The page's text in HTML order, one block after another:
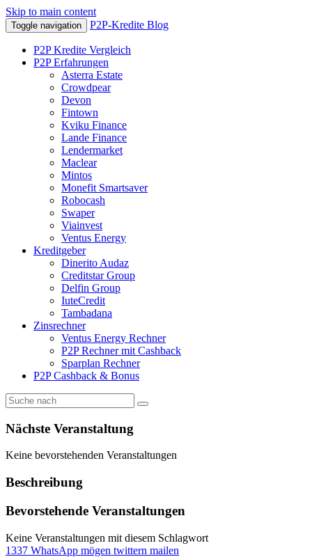
Skip to main content
Toggle navigation P2P-Kredite Blog
P2P Kredite Vergleich
P2P Erfahrungen
Asterra Estate
Crowdpear
Devon
Fintown
Kviku Finance
Lande Finance
Lendermarket
Maclear
Mintos
Monefit Smartsaver
Robocash
Swaper
Viainvest
Ventus Energy
Kreditgeber
Dinerito Audaz
Creditstar Group
Delfin Group
IuteCredit
Tambadana
Zinsrechner
Ventus Energy Rechner
P2P Rechner mit Cashback
Sparplan Rechner
P2P Cashback & Bonus
Nächste Veranstaltung
Keine bevorstehenden Veranstaltungen
Beschreibung
Bevorstehende Veranstaltungen
Keine Veranstaltungen mit diesem Schlagwort
1337 WhatsApp mögen twittern mailen